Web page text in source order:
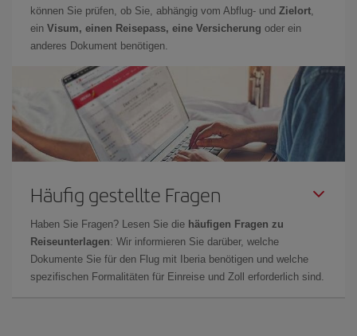
können Sie prüfen, ob Sie, abhängig vom Abflug- und Zielort
ein Visum, einen Reisepass, eine Versicherung oder ein
anderes Dokument benötigen.
Häufig gestellte Fragen
Haben Sie Fragen? Lesen Sie die häufigen Fragen zu
Reiseunterlagen: Wir informieren Sie darüber, welche
Dokumente Sie für den Flug mit Iberia benötigen und welche
spezifischen Formalitäten für Einreise und Zoll erforderlich sind.